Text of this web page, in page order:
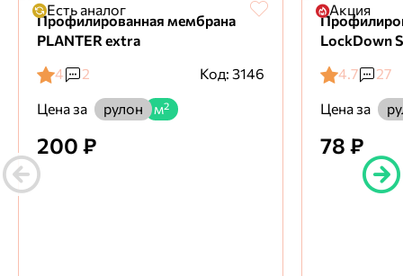
Есть аналог
Профилированная мембрана
PLANTER extra
4
2
Код: 3146
Цена за
рулон м²
200 ₽
Акция
LockDown
4.7
27
Цена за
78 ₽